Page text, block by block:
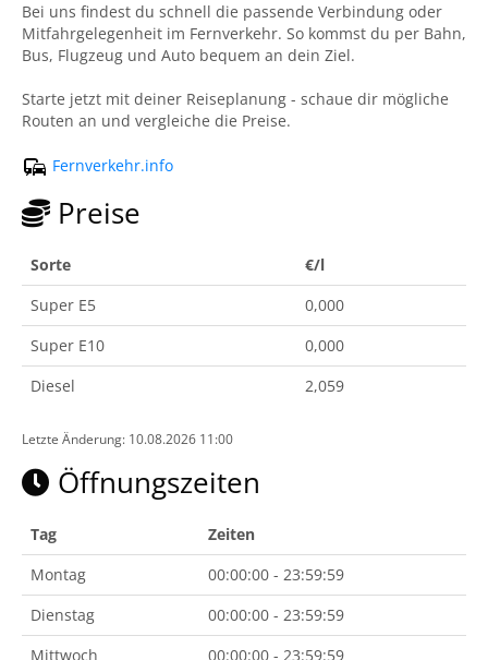
Bei uns findest du schnell die passende Verbindung oder
Mitfahrgelegenheit im Fernverkehr. So kommst du per Bahn,
Bus, Flugzeug und Auto bequem an dein Ziel.
Starte jetzt mit deiner Reiseplanung - schaue dir mögliche
Routen an und vergleiche die Preise.
Fernverkehr.info
Preise
Sorte
€/l
Super E5
0,000
Super E10
0,000
Diesel
2,059
Letzte Änderung: 10.08.2026 11:00
Öffnungszeiten
Tag
Zeiten
Montag
00:00:00 - 23:59:59
Dienstag
00:00:00 - 23:59:59
Mittwoch
00:00:00 - 23:59:59